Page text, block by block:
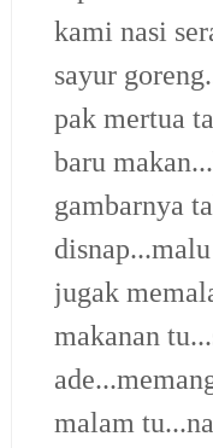
kami nasi
sayur
pak mertua
baru
gambarnya
jugak
makanan
malam